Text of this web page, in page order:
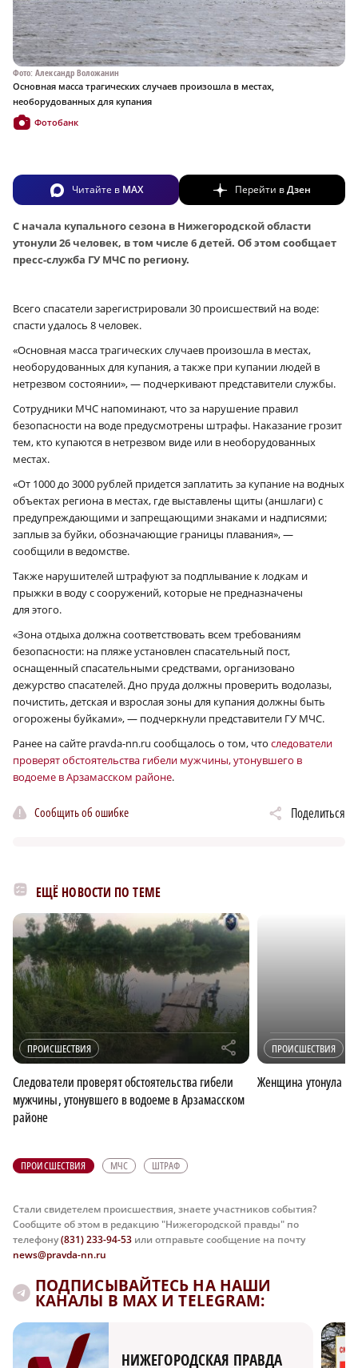
Фото: Александр Воложанин
Основная масса трагических случаев произошла в местах,
необорудованных для купания
Фотобанк
Читайте в MAX Перейти вДзен
С начала купального сезона в Нижегородской области
утонули 26 человек, в том числе 6 детей. Об этом сообщает
пресс-служба ГУ МЧС по региону.
Всего спасатели зарегистрировали 30 происшествий на воде:
спасти удалось 8 человек.
«Основная масса трагических случаев произошла в местах,
необорудованных для купания, а также при купании людей в
нетрезвом состоянии», — подчеркивают представители службы.
Сотрудники МЧС напоминают, что за нарушение правил
безопасности на воде предусмотрены штрафы. Наказание грозит
тем, кто купаются в нетрезвом виде или в необорудованных
местах.
«От 1000 до 3000 рублей придется заплатить за купание на водных
объектах региона в местах, где выставлены щиты (аншлаги) с
предупреждающими и запрещающими знаками и надписями;
заплыв за буйки, обозначающие границы плавания», —
сообщили в ведомстве.
Также нарушителей штрафуют за подплывание к лодкам и
прыжки в воду с сооружений, которые не предназначены
для этого.
«Зона отдыха должна соответствовать всем требованиям
безопасности: на пляже установлен спасательный пост,
оснащенный спасательными средствами, организовано
дежурство спасателей. Дно пруда должны проверить водолазы,
почистить, детская и взрослая зоны для купания должны быть
огорожены буйками», — подчеркнули представители ГУ МЧС.
Ранее на сайте pravda-nn.ru сообщалось о том, что следователи
проверят обстоятельства гибели мужчины, утонувшего в
водоеме в Арзамасском районе.
Сообщить об ошибке Поделиться
ЕЩЁ НОВОСТИ ПО ТЕМЕ
ПРОИСШЕСТВИЯ r
Следователи проверят обстоятельства гибели
мужчины, утонувшего в водоеме в Арзамасском
районе
ПРОИСШЕСТВИЯ
Женщина утонула в
ПРОИСШЕСТВИЯ МЧС ШТРАФ
Стали свидетелем происшествия, знаете участников события?
Сообщите об этом в редакцию "Нижегородской правды" по
телефону(831) 233-94-53 или отправьте сообщение на почту
news@pravda-nn.ru
ПОДПИСЫВАЙТЕСЬ НА НАШИ
КАНАЛЫ В MAX И TELEGRAM:
НИЖЕГОРОДСКАЯ ПРАВДА